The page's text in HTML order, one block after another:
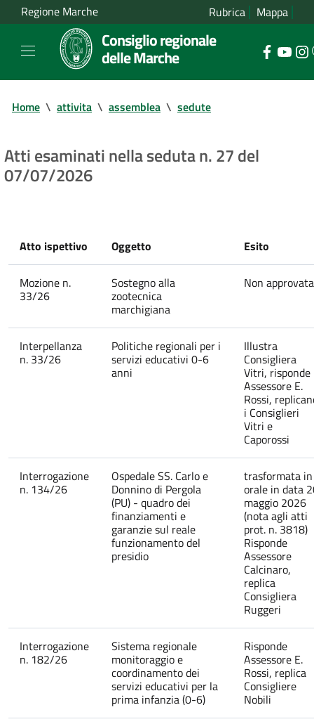
Regione Marche Rubrica Mappa
Consiglio regionale
delle Marche
Home \ attivita \ assemblea \ sedute
Atti esaminati nella seduta n. 27 del
07/07/2026
Atto ispettivo Oggetto Esito
Mozione n.
33/26
Sostegno alla
zootecnica
marchigiana
Non approvata
Interpellanza
n. 33/26
Politiche regionali per i
servizi educativi 0-6
anni
Illustra
Consigliera
Vitri, risponde
Assessore E.
Rossi,
i Consiglieri
Vitri e
Caporossi
Interrogazione
n. 134/26
Ospedale SS. Carlo e
Donnino di Pergola
(PU) - quadro dei
finanziamenti e
garanzie sul reale
funzionamento del
presidio
trasformata in
orale in data
maggio 2026
(nota agli atti
prot. n. 3818)
Risponde
Assessore
Calcinaro,
replica
Consigliera
Ruggeri
Interrogazione
n. 182/26
Sistema regionale
monitoraggio e
coordinamento dei
servizi educativi per la
prima infanzia (0-6)
Risponde
Assessore E.
Rossi, replica
Consigliere
Nobili